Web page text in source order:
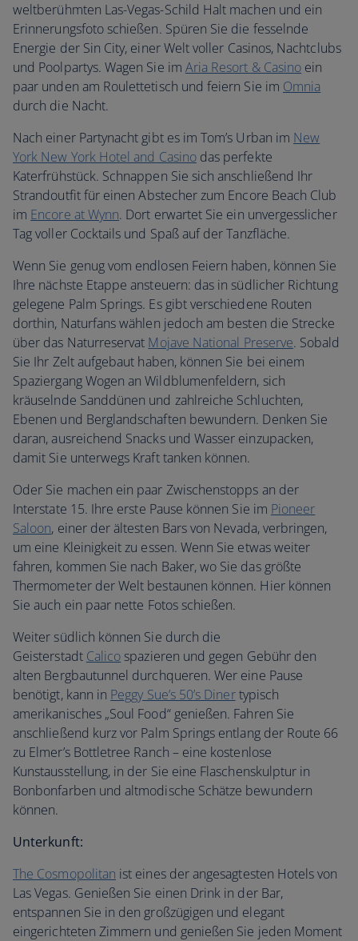
weltberühmten Las-Vegas-Schild Halt machen und ein
Erinnerungsfoto schießen. Spüren Sie die fesselnde
Energie der Sin City, einer Welt voller Casinos, Nachtclubs
und Poolpartys. Wagen Sie im Aria Resort & Casino ein
paar unden am Roulettetisch und feiern Sie im Omnia
durch die Nacht.
Nach einer Partynacht gibt es im Tom’s Urban im New
York New York Hotel and Casinodas perfekte
Katerfrühstück. Schnappen Sie sich anschließend Ihr
Strandoutfit für einen Abstecher zum Encore Beach Club
im Encore at Wynn. Dort erwartet Sie ein unvergesslicher
Tag voller Cocktails und Spaß auf der Tanzfläche.
Wenn Sie genug vom endlosen Feiern haben, können Sie
Ihre nächste Etappe ansteuern: das in südlicher Richtung
gelegene Palm Springs. Es gibt verschiedene Routen
dorthin, Naturfans wählen jedoch am besten die Strecke
über das Naturreservat Mojave National Preserve. Sobald
Sie Ihr Zelt aufgebaut haben, können Sie bei einem
Spaziergang Wogen an Wildblumenfeldern, sich
kräuselnde Sanddünen und zahlreiche Schluchten,
Ebenen und Berglandschaften bewundern. Denken Sie
daran, ausreichend Snacks und Wasser einzupacken,
damit Sie unterwegs Kraft tanken können.
Oder Sie machen ein paar Zwischenstopps an der
Interstate 15. Ihre erste Pause können Sie im Pioneer
Saloon, einer der ältesten Bars von Nevada, verbringen,
um eine Kleinigkeit zu essen. Wenn Sie etwas weiter
fahren, kommen Sie nach Baker, wo Sie das größte
Thermometer der Welt bestaunen können. Hier können
Sie auch ein paar nette Fotos schießen.
Weiter südlich können Sie durch die
Geisterstadt Calico spazieren und gegen Gebühr den
alten Bergbautunnel durchqueren. Wer eine Pause
benötigt, kann in Peggy Sue’s 50’s Dinertypisch
amerikanisches „Soul Food“ genießen. Fahren Sie
anschließend kurz vor Palm Springs entlang der Route 66
zu Elmer’s Bottletree Ranch – eine kostenlose
Kunstausstellung, in der Sie eine Flaschenskulptur in
Bonbonfarben und altmodische Schätze bewundern
können.
Unterkunft:
The Cosmopolitan ist eines der angesagtesten Hotels von
Las Vegas. Genießen Sie einen Drink in der Bar,
entspannen Sie in den großzügigen und elegant
eingerichteten Zimmern und genießen Sie jeden Moment